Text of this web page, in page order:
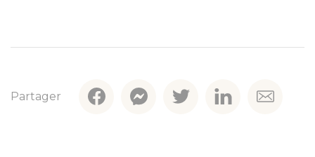
Partager